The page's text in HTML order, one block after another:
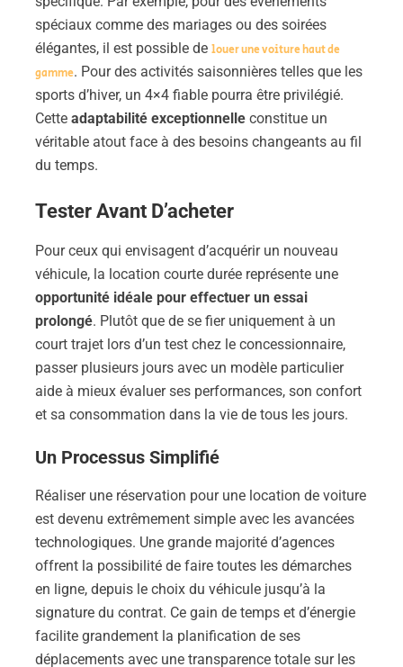
spéciaux comme des mariages ou des soirées
élégantes, il est possible de louer une voiture haut de
gamme. Pour des activités saisonnières telles que les
sports d’hiver, un 4×4 fiable pourra être privilégié.
Cette adaptabilité exceptionnelle constitue un
véritable atout face à des besoins changeants au fil
du temps.
Tester Avant D’acheter
Pour ceux qui envisagent d’acquérir un nouveau
véhicule, la location courte durée représente une
opportunité idéale pour effectuer un essai
prolongé. Plutôt que de se fier uniquement à un
court trajet lors d’un test chez le concessionnaire,
passer plusieurs jours avec un modèle particulier
aide à mieux évaluer ses performances, son confort
et sa consommation dans la vie de tous les jours.
Un Processus Simplifié
Réaliser une réservation pour une location de voiture
est devenu extrêmement simple avec les avancées
technologiques. Une grande majorité d’agences
offrent la possibilité de faire toutes les démarches
en ligne, depuis le choix du véhicule jusqu’à la
signature du contrat. Ce gain de temps et d’énergie
facilite grandement la planification de ses
déplacements avec une transparence totale sur les